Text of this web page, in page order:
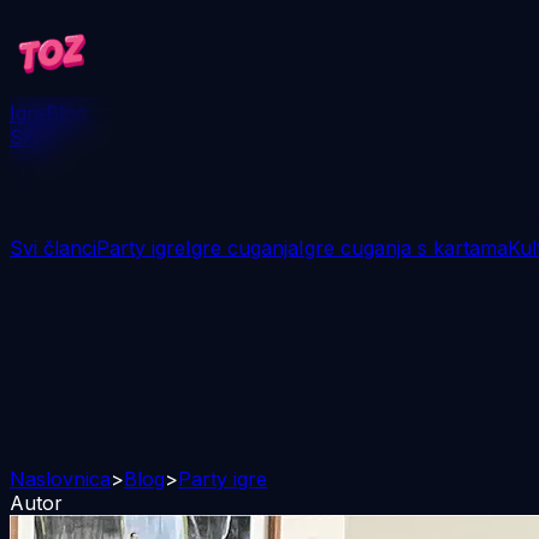
IgreBlog
Skini
Svi članciParty igreIgre cuganjaIgre cuganja s kartama
Naslovnica>Blog>Party igre
Autor